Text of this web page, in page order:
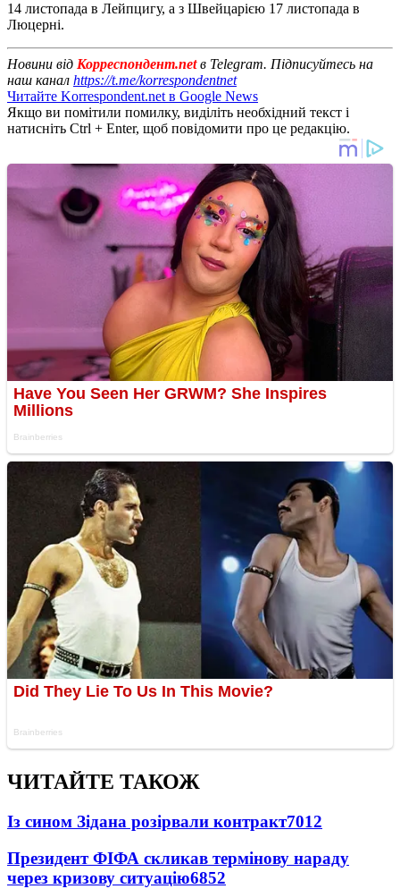
14 листопада в Лейпцигу, а з Швейцарією 17 листопада в
Люцерні.
Новини від Корреспондент.netв Telegram. Підписуйтесь на
наш канал https://t.me/korrespondentnet
Читайте Korrespondent.net в Google News
Якщо ви помітили помилку, виділіть необхідний текст і
натисніть Ctrl + Enter, щоб повідомити про це редакцію.
ЧИТАЙТЕ ТАКОЖ
Із сином Зідана розірвали контракт7012
Президент ФІФА скликав термінову нараду
через кризову ситуацію6852